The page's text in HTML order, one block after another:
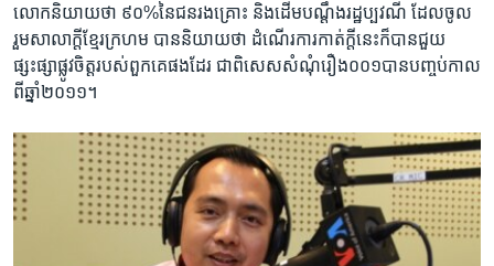
លោក​និយាយ​ថា ​៩០%​នៃ​ជនរង​គ្រោះ​ និង​ដើម​បណ្តឹង​រដ្ឋប្បវណី ​ដែល​ចូល
រួម​សាលាក្តី​ខ្មែរ​ក្រហម ​បាន​និយាយ​ថា ​ដំណើរការ​កាត់ក្តី​នេះ​ក៏​បាន​ជួយ​
ផ្សះផ្សា​ផ្លូវចិត្ត​របស់​ពួក​គេ​ផង​ដែរ ជាពិសេស​សំណុំ​រឿង​០០១​បាន​បញ្ចប់​កាល​
ពីឆ្នាំ​២០១១។